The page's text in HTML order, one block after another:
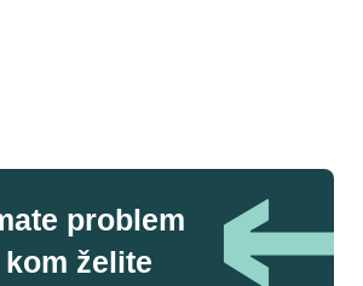
problem
kom želite